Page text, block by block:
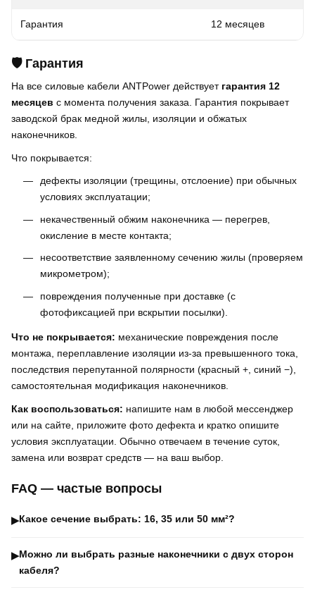
Гарантия 12 месяцев
🛡️ Гарантия
На все силовые кабели ANTPower действует гарантия 12
месяцев с момента получения заказа. Гарантия покрывает
заводской брак медной жилы, изоляции и обжатых
наконечников.
Что покрывается:
дефекты изоляции (трещины, отслоение) при обычных
условиях эксплуатации;
некачественный обжим наконечника — перегрев,
окисление в месте контакта;
несоответствие заявленному сечению жилы (проверяем
микрометром);
повреждения полученные при доставке (с
фотофиксацией при вскрытии посылки).
Что не покрывается: механические повреждения после
монтажа, переплавление изоляции из-за превышенного тока,
последствия перепутанной полярности (красный +, синий −),
самостоятельная модификация наконечников.
Как воспользоваться: напишите нам в любой мессенджер
или на сайте, приложите фото дефекта и кратко опишите
условия эксплуатации. Обычно отвечаем в течение суток,
замена или возврат средств — на ваш выбор.
FAQ — частые вопросы
▶Какое сечение выбрать: 16, 35 или 50 мм²?
▶Можно ли выбрать разные наконечники с двух сторон
кабеля?